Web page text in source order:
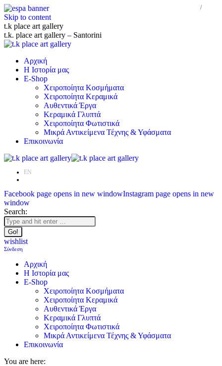
Skip to content
t.k place art gallery
t.k. place art gallery – Santorini
Αρχική
Η Ιστορία μας
E-Shop
Χειροποίητα Κοσμήματα
Χειροποίητα Κεραμικά
Αυθεντικά Έργα
Κεραμικά Γλυπτά
Χειροποίητα Φωτιστικά
Μικρά Αντικείμενα Τέχνης & Υφάσματα
Επικοινωνία
EN
Facebook page opens in new windowInstagram page opens in new
window
Search:
wishlist
Σύνδεση
Αρχική
Η Ιστορία μας
E-Shop
Χειροποίητα Κοσμήματα
Χειροποίητα Κεραμικά
Αυθεντικά Έργα
Κεραμικά Γλυπτά
Χειροποίητα Φωτιστικά
Μικρά Αντικείμενα Τέχνης & Υφάσματα
Επικοινωνία
You are here: